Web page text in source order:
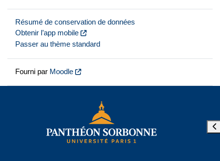
Résumé de conservation de données
Obtenir l’app mobile
Passer au thème standard
Fourni par Moodle